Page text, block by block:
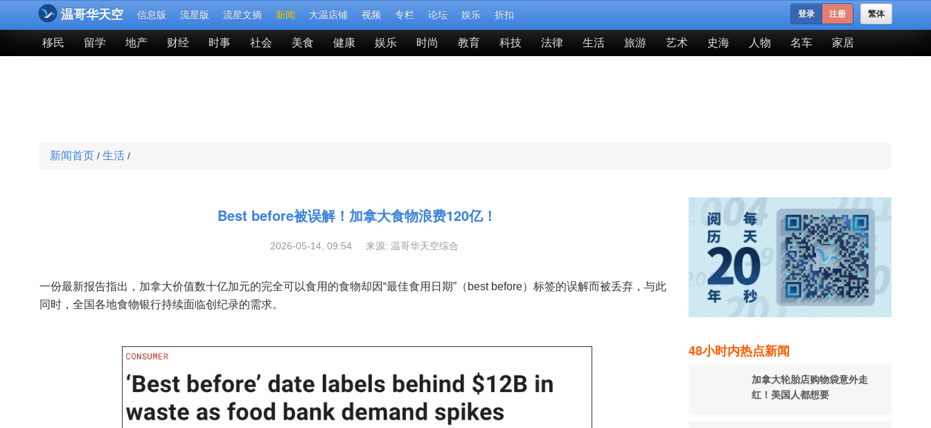
温哥华天空 信息版 流星版 流星文摘 新闻 大温店铺 视频 专栏 论坛 娱乐 折扣 繁体
登录 注册
移民 留学 地产 财经 时事 社会 美食 健康 娱乐 时尚 教育 科技 法律 生活 旅游 艺术 史海 人物 名车 家居
新闻首页 / 生活 /
Best before被误解！加拿大食物浪费120亿！
2026-05-14, 09:54 来源: 温哥华天空综合
一份最新报告指出，加拿大价值数十亿加元的完全可以食用的食物却因“最佳食用日期”（ best before）标签的误解而被丢弃，与此
同时，全国各地食物银行持续面临创纪录的需求。
48小时内热点新闻
加拿大轮胎店购物袋意外走
红！美国人都想要